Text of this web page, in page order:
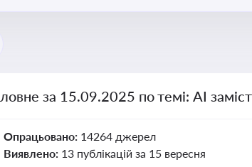
за 15.09.2025 по темі: АІ
Опрацьовано: 14264 джерел
Виявлено: 13 публікацій за 15 вересня